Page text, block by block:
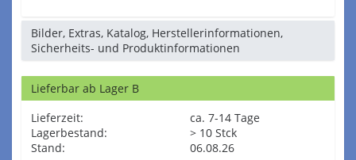
Bilder, Extras, Katalog, Herstellerinformationen,
Sicherheits- und Produktinformationen
Lieferbar ab Lager B
Lieferzeit:
ca. 7-14 Tage
Lagerbestand:
> 10 Stck
Stand:
06.08.26